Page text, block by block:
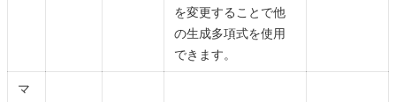
を変更することで他
の生成多項式を使用
できます。
マ